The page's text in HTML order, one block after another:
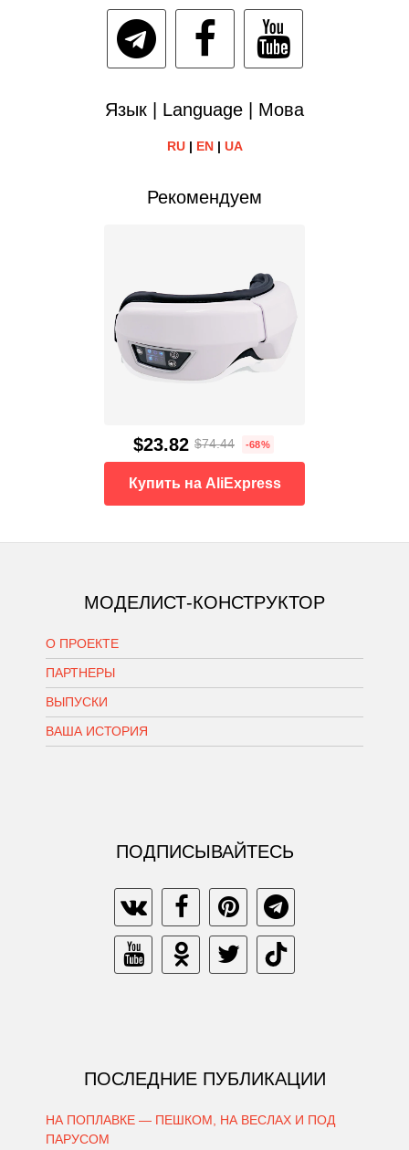
Язык | Language | Мова
RU| EN| UA
Рекомендуем
$23.82 $74.44 -68%
Купить на AliExpress
МОДЕЛИСТ-КОНСТРУКТОР
О ПРОЕКТЕ
ПАРТНЕРЫ
ВЫПУСКИ
ВАША ИСТОРИЯ
ПОДПИСЫВАЙТЕСЬ
ПОСЛЕДНИЕ ПУБЛИКАЦИИ
НА ПОПЛАВКЕ — ПЕШКОМ, НА ВЕСЛАХ И ПОД
ПАРУСОМ